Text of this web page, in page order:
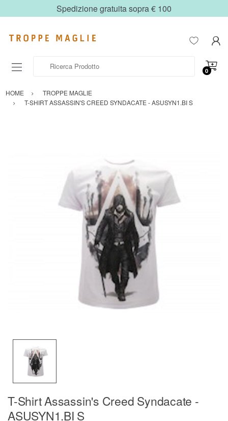
Spedizione gratuita sopra € 100
0
HOME
TROPPE MAGLIE
T-SHIRT ASSASSIN'S CREED SYNDACATE - ASUSYN1.BI S
T-Shirt Assassin's Creed Syndacate -
ASUSYN1.BI S